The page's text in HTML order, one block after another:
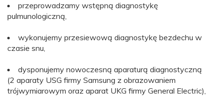
przeprowadzamy wstępną diagnostykę
pulmunologiczną,
wykonujemy przesiewową diagnostykę bezdechu w
czasie snu,
dysponujemy nowoczesną aparaturą diagnostyczną
(2 aparaty USG firmy Samsung z obrazowaniem
trójwymiarowym oraz aparat UKG firmy General Electric),